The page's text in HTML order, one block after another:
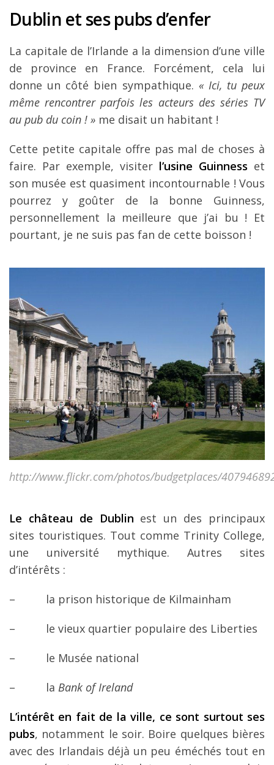
Dublin et ses pubs d’enfer
La capitale de l’Irlande a la dimension d’une ville
de province en France. Forcément, cela lui
donne un côté bien sympathique. « Ici, tu peux
même rencontrer parfois les acteurs des séries TV
au pub du coin ! » me disait un habitant !
Cette petite capitale offre pas mal de choses à
faire. Par exemple, visiter l’usine Guinness et
son musée est quasiment incontournable ! Vous
pourrez y goûter de la bonne Guinness,
personnellement la meilleure que j’ai bu ! Et
pourtant, je ne suis pas fan de cette boisson !
http://www.flickr.com/photos/budgetplaces/
Le château de Dublin est un des principaux
sites touristiques. Tout comme Trinity College,
une université mythique. Autres sites
d’intérêts :
– la prison historique de Kilmainham
– le vieux quartier populaire des Liberties
– le Musée national
– la Bank of Ireland
L’intérêt en fait de la ville, ce sont surtout ses
pubs, notamment le soir. Boire quelques bières
avec des Irlandais déjà un peu éméchés tout en